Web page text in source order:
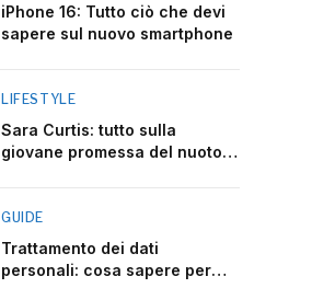
iPhone 16: Tutto ciò che devi
sapere sul nuovo smartphone
LIFESTYLE
Sara Curtis: tutto sulla
giovane promessa del nuoto
GUIDE
Trattamento dei dati
personali: cosa sapere per